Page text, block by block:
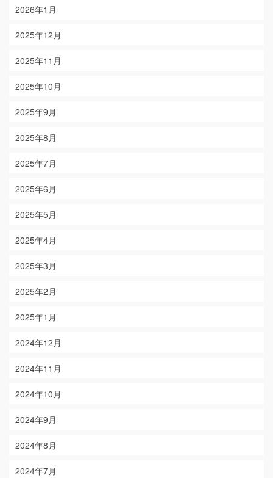
2026年1月
2025年12月
2025年11月
2025年10月
2025年9月
2025年8月
2025年7月
2025年6月
2025年5月
2025年4月
2025年3月
2025年2月
2025年1月
2024年12月
2024年11月
2024年10月
2024年9月
2024年8月
2024年7月